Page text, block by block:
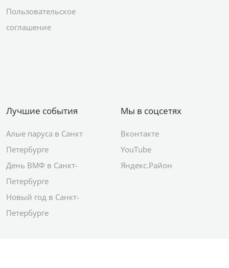
Пользовательское
соглашение
Лучшие события
Алые паруса в Санкт
Петербурге
День ВМФ в Санкт-
Петербурге
Новый год в Санкт-
Петербурге
Мы в соцсетях
Вконтакте
YouTube
Яндекс.Район